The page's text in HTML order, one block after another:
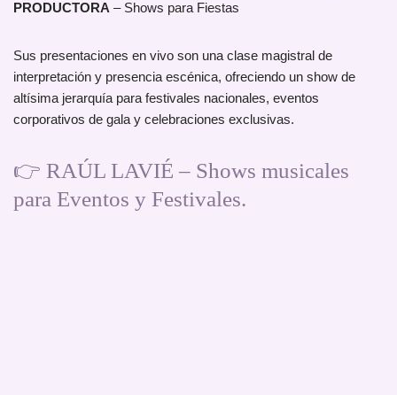
PRODUCTORA – Shows para Fiestas
Sus presentaciones en vivo son una clase magistral de
interpretación y presencia escénica, ofreciendo un show de
altísima jerarquía para festivales nacionales, eventos
corporativos de gala y celebraciones exclusivas.
👉 RAÚL LAVIÉ – Shows musicales
para Eventos y Festivales.